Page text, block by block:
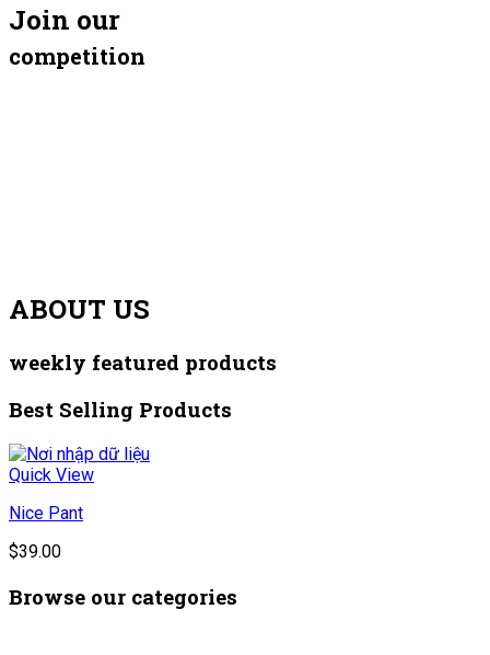
Join our
competition
ABOUT US
weekly featured products
Best Selling Products
Quick View
Nice Pant
$39.00
Browse our categories